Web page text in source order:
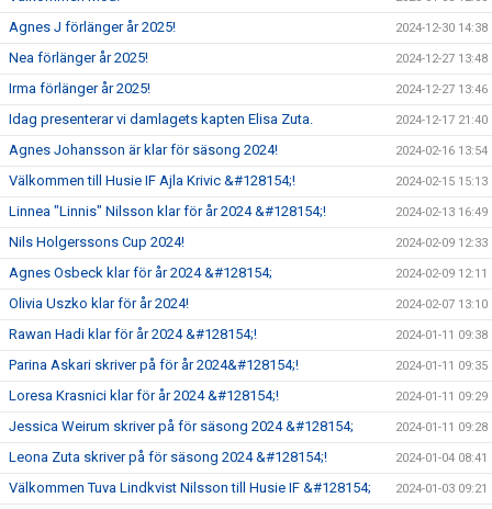
Agnes J förlänger år 2025! 2024-12-30 14:38
Nea förlänger år 2025! 2024-12-27 13:48
Irma förlänger år 2025! 2024-12-27 13:46
Idag presenterar vi damlagets kapten Elisa Zuta. 2024-12-17 21:40
Agnes Johansson är klar för säsong 2024! 2024-02-16 13:54
Välkommen till Husie IF Ajla Krivic &#128154;! 2024-02-15 15:13
Linnea "Linnis" Nilsson klar för år 2024 &#128154;! 2024-02-13 16:49
Nils Holgerssons Cup 2024! 2024-02-09 12:33
Agnes Osbeck klar för år 2024 &#128154; 2024-02-09 12:11
Olivia Uszko klar för år 2024! 2024-02-07 13:10
Rawan Hadi klar för år 2024 &#128154;! 2024-01-11 09:38
Parina Askari skriver på för år 2024&#128154;! 2024-01-11 09:35
Loresa Krasnici klar för år 2024 &#128154;! 2024-01-11 09:29
Jessica Weirum skriver på för säsong 2024 &#128154; 2024-01-11 09:28
Leona Zuta skriver på för säsong 2024 &#128154;! 2024-01-04 08:41
Välkommen Tuva Lindkvist Nilsson till Husie IF &#128154; 2024-01-03 09:21